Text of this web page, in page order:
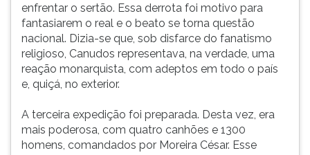
enfrentar o sertão. Essa derrota foi motivo para
fantasiarem o real e o beato se torna questão
nacional. Dizia-se que, sob disfarce do fanatismo
religioso, Canudos representava, na verdade, uma
reação monarquista, com adeptos em todo o país
e, quiçá, no exterior.
A terceira expedição foi preparada. Desta vez, era
mais poderosa, com quatro canhões e 1300
homens, comandados por Moreira César. Esse